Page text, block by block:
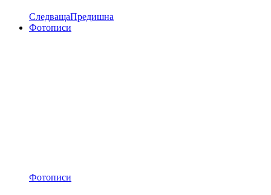
СледващаПредишна
Фотописи
Фотописи